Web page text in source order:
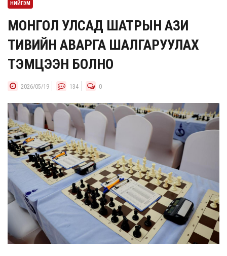
НИЙГЭМ
МОНГОЛ УЛСАД ШАТРЫН АЗИ
ТИВИЙН АВАРГА ШАЛГАРУУЛАХ
ТЭМЦЭЭН БОЛНО
2026/05/19 134 0